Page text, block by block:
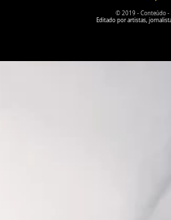
© 2019 - Conteúdo -
Editado por artistas,